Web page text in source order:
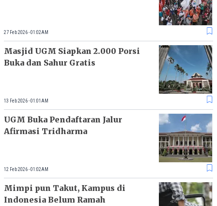
27 Feb 2026 - 01:02AM
Masjid UGM Siapkan 2.000 Porsi
Buka dan Sahur Gratis
13 Feb 2026 - 01:01AM
UGM Buka Pendaftaran Jalur
Afirmasi Tridharma
12 Feb 2026 - 01:02AM
Mimpi pun Takut, Kampus di
Indonesia Belum Ramah